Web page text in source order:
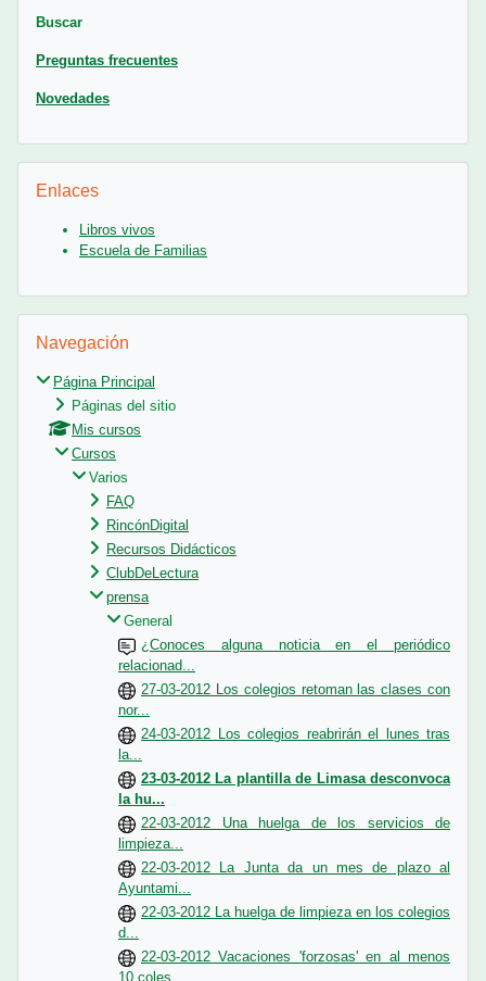
Buscar
Preguntas frecuentes
Novedades
Enlaces
Libros vivos
Escuela de Familias
Navegación
Página Principal
Páginas del sitio
Mis cursos
Cursos
Varios
FAQ
RincónDigital
Recursos Didácticos
ClubDeLectura
prensa
General
¿Conoces alguna noticia en el periódico
relacionad...
27-03-2012 Los colegios retoman las clases con
nor...
24-03-2012 Los colegios reabrirán el lunes tras
la...
23-03-2012 La plantilla de Limasa desconvoca
la hu...
22-03-2012 Una huelga de los servicios de
limpieza...
22-03-2012 La Junta da un mes de plazo al
Ayuntami...
22-03-2012 La huelga de limpieza en los colegios
d...
22-03-2012 Vacaciones 'forzosas' en al menos
10 coles